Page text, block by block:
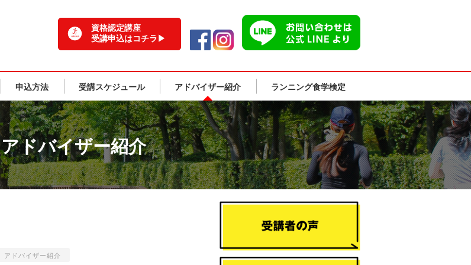
資格認定講座
受講申込はコチラ▶
申込方法 受講スケジュール アドバイザー紹介 ランニング食学検定
アドバイザー紹介
アドバイザー紹介